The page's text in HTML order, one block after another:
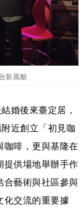
新風貌
婚後來臺定居，
近創立「初見咖
咖啡，更與基隆在
提供場地舉辦手作
合藝術與社區參與
化交流的重要據